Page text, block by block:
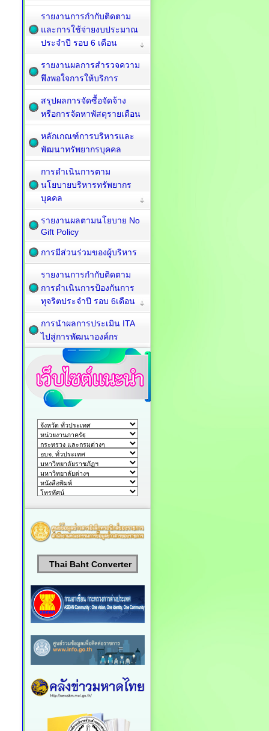
รายงานการกำกับติดตาม
และการใช้จ่ายงบประมาณ
ประจำปี รอบ 6 เดือน
รายงานผลการสำรวจความ
พึงพอใจการให้บริการ
สรุปผลการจัดซื้อจัดจ้าง
หรือการจัดหาพัสดุรายเดือน
หลักเกณฑ์การบริหารและ
พัฒนาทรัพยากรบุคคล
การดำเนินการตาม
นโยบายบริหารทรัพยากร
บุคคล
รายงานผลตามนโยบาย No
Gift Policy
การมีส่วนร่วมของผู้บริหาร
รายงานการกำกับติดตาม
การดำเนินการป้องกันการ
ทุจริตประจำปี รอบ 6เดือน
การนำผลการประเมิน ITA
ไปสู่การพัฒนาองค์กร
Thai Baht Converter